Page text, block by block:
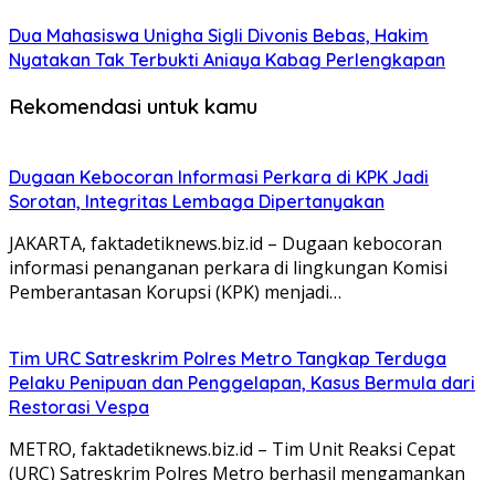
Dua Mahasiswa Unigha Sigli Divonis Bebas, Hakim
Nyatakan Tak Terbukti Aniaya Kabag Perlengkapan
Rekomendasi untuk kamu
Dugaan Kebocoran Informasi Perkara di KPK Jadi
Sorotan, Integritas Lembaga Dipertanyakan
JAKARTA, faktadetiknews.biz.id – Dugaan kebocoran
informasi penanganan perkara di lingkungan Komisi
Pemberantasan Korupsi (KPK) menjadi…
Tim URC Satreskrim Polres Metro Tangkap Terduga
Pelaku Penipuan dan Penggelapan, Kasus Bermula dari
Restorasi Vespa
METRO, faktadetiknews.biz.id – Tim Unit Reaksi Cepat
(URC) Satreskrim Polres Metro berhasil mengamankan